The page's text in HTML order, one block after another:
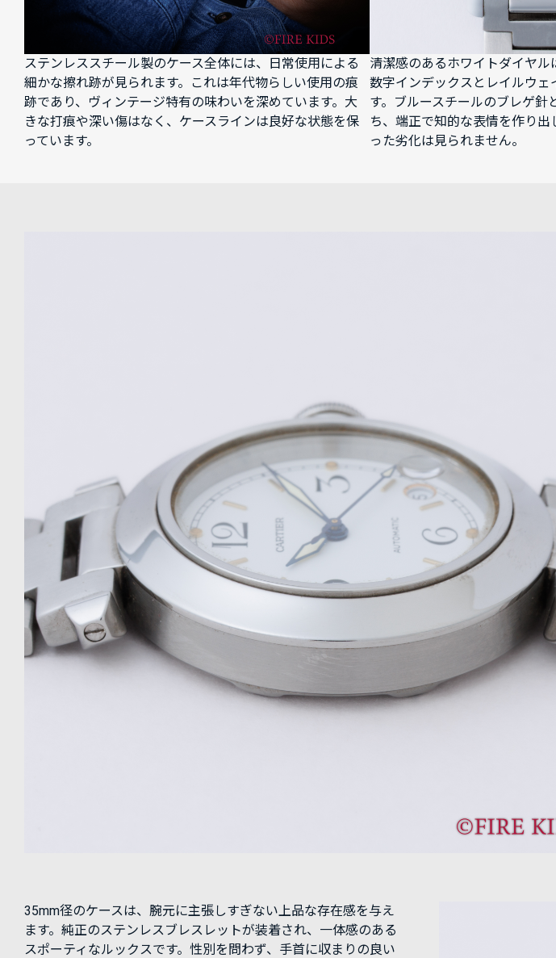
ステンレススチール製のケース全体には、日常使用による
細かな擦れ跡が見られます。これは年代物らしい使用の痕
跡であり、ヴィンテージ特有の味わいを深めています。大
きな打痕や深い傷はなく、ケースラインは良好な状態を保
っています。
清潔感のあるホワイトダイヤ
数字インデックスとレイルウェ
す。ブルースチールのブレゲ針
ち、端正で知的な表情を作り出
った劣化は見られません。
35mm径のケースは、腕元に主張しすぎない上品な存在感を与え
ます。純正のステンレスブレスレットが装着され、一体感のある
スポーティなルックスです。性別を問わず、手首に収まりの良い